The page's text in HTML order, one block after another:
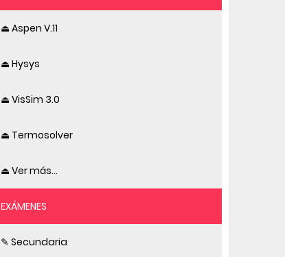
⏏ Aspen V.11
⏏ Hysys
⏏ VisSim 3.0
⏏ Termosolver
⏏ Ver más...
EXÁMENES
✎ Secundaria